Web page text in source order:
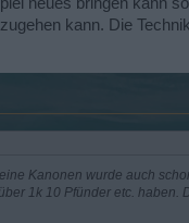
kann. Die
Kanonen wurde auch
1k 10 Pfünder etc. haben.